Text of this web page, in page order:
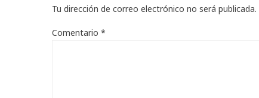
Tu dirección de correo electrónico no será publicada.
Comentario *